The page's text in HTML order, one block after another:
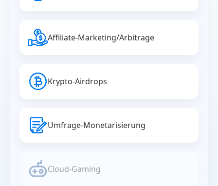
Affiliate-Marketing/Arbitrage
Krypto-Airdrops
Umfrage-Monetarisierung
Cloud-Gaming